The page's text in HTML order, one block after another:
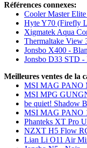
Références connexes:
Cooler Master
Hyte Y70 (Firefly
Xigmatek Aqua
Thermaltake View
Jonsbo X400 -
Jonsbo D33 STD -
Meilleures ventes de la
MSI MAG PANO
MSI MPG
be quiet! Shadow
MSI MAG PANO
Phanteks XT Pro
NZXT H5 Flow
Lian Li O11 Air